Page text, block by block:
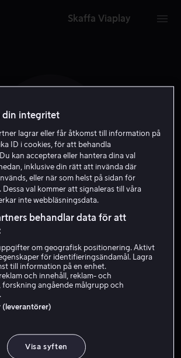
Skaffa Viaplay
G R
Rogers
din integritet
lagrar eller får åtkomst till information på
ID i cookies, för att behandla
kan acceptera eller hantera dina val
inklusive din rätt att invända där
eller när som helst på sidan för
val kommer att signaleras till våra
inte webbläsningsdata.
behandlar data för att
om geografisk positionering. Aktivt
för identifieringsändamål. Lagra
till information på en enhet.
och innehåll, reklam- och
forskning angående målgrupp och
(leverantörer)
Visa syften